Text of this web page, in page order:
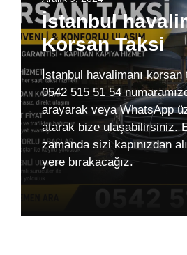
İstanbul
Korsan Taksi
İstanbul havalimanı
0542 515 51 54
arayarak veya WhatsApp
atarak bize ulaşabilirsiniz.
zamanda sizi kapınızdan
yere bırakacağız.